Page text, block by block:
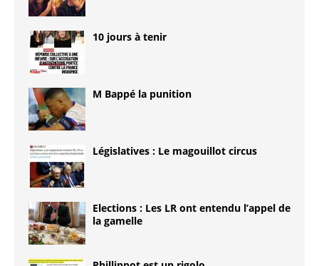
10 jours à tenir
M Bappé la punition
Législatives : Le magouillot circus
Elections : Les LR ont entendu l’appel de
la gamelle